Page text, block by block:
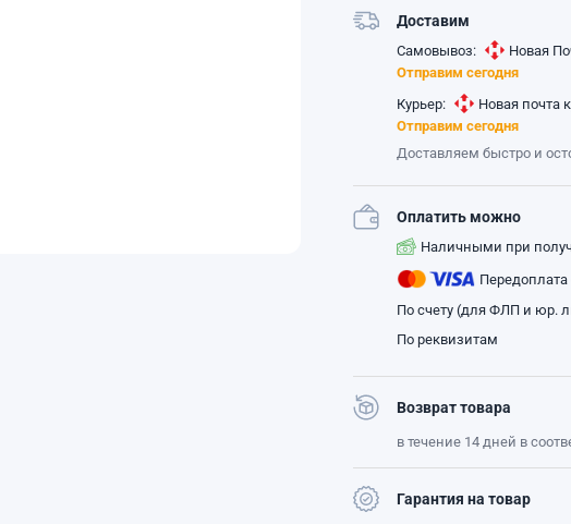
Доставим
Самовывоз:
Новая
Отправим сегодня
Курьер:
Новая почта
Отправим сегодня
Доставляем быстро и
Оплатить можно
Наличными при
По счету (для ФЛП и юр.
По реквизитам
Возврат товара
в течение 14 дней в
Гарантия на товар